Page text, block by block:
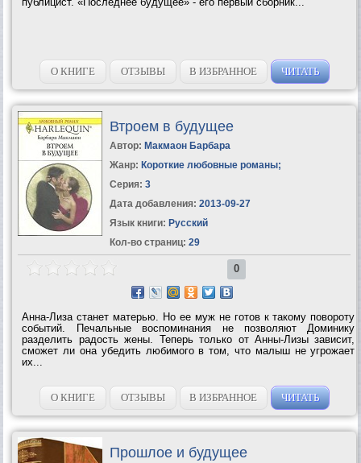
О КНИГЕ ОТЗЫВЫ В ИЗБРАННОЕ ЧИТАТЬ
Втроем в будущее
Автор: Макмаон Барбара
Жанр: Короткие любовные романы;
Серия: 3
Дата добавления: 2013-09-27
Язык книги: Русский
Кол-во страниц: 29
0
Анна-Лиза станет матерью. Но ее муж не готов к такому повороту
событий. Печальные воспоминания не позволяют Доминику
разделить радость жены. Теперь только от Анны-Лизы зависит,
сможет ли она убедить любимого в том, что малыш не угрожает
их...
О КНИГЕ ОТЗЫВЫ В ИЗБРАННОЕ ЧИТАТЬ
Прошлое и будущее